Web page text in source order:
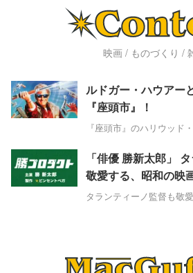
映画 / ものづくり /
ルドガー・ハウアー
『座頭市』！
『座頭市』のハリウッド
中。「動」の勝新太郎さ
ウアーさん、ふたりの座頭
「俳優 勝新太郎」
敬愛する、昭和の映
タランティーノ監督も敬